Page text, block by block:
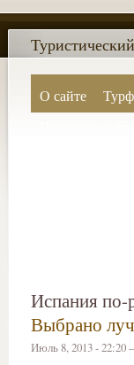
О сайте
Испания по-
Выбрано
Июль 8, 2013 - 22:20